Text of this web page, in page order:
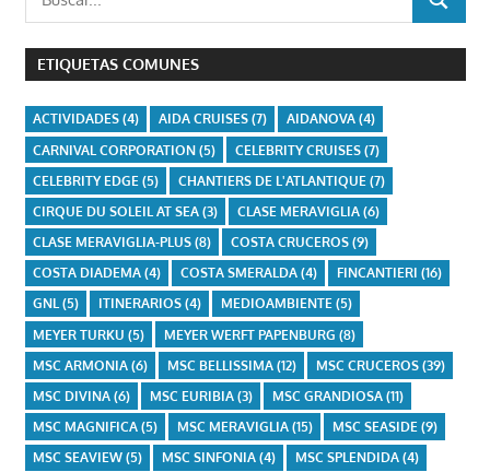
BUSCAR
ETIQUETAS COMUNES
ACTIVIDADES(4) AIDA CRUISES(7) AIDANOVA(4)
CARNIVAL CORPORATION(5) CELEBRITY CRUISES(7)
CELEBRITY EDGE (5) CHANTIERS DE L'ATLANTIQUE (7)
CIRQUE DU SOLEIL AT SEA(3) CLASE MERAVIGLIA(6)
CLASE MERAVIGLIA-PLUS(8) COSTA CRUCEROS(9)
COSTA DIADEMA(4) COSTA SMERALDA(4) FINCANTIERI (16)
GNL(5) ITINERARIOS(4) MEDIOAMBIENTE(5)
MEYER TURKU (5) MEYER WERFT PAPENBURG (8)
MSC ARMONIA(6) MSC BELLISSIMA(12) MSC CRUCEROS(39)
MSC DIVINA(6) MSC EURIBIA(3) MSC GRANDIOSA(11)
MSC MAGNIFICA(5) MSC MERAVIGLIA(15) MSC SEASIDE(9)
MSC SEAVIEW(5) MSC SINFONIA(4) MSC SPLENDIDA(4)